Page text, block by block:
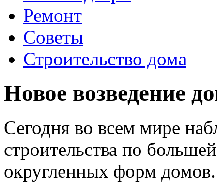
Ремонт
Советы
Строительство дома
Новое возведение
Сегодня во всем мире
строительства по
округленных форм домов.